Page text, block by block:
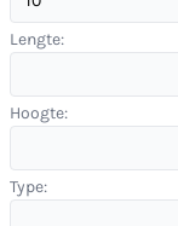
Lengte:
Hoogte:
Type: